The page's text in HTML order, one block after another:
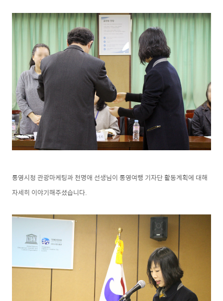
통영시청 관광마케팅과 천명애 선생님이 통영여행 기자단 활동계획에 대해
자세히 이야기해주셨습니다.